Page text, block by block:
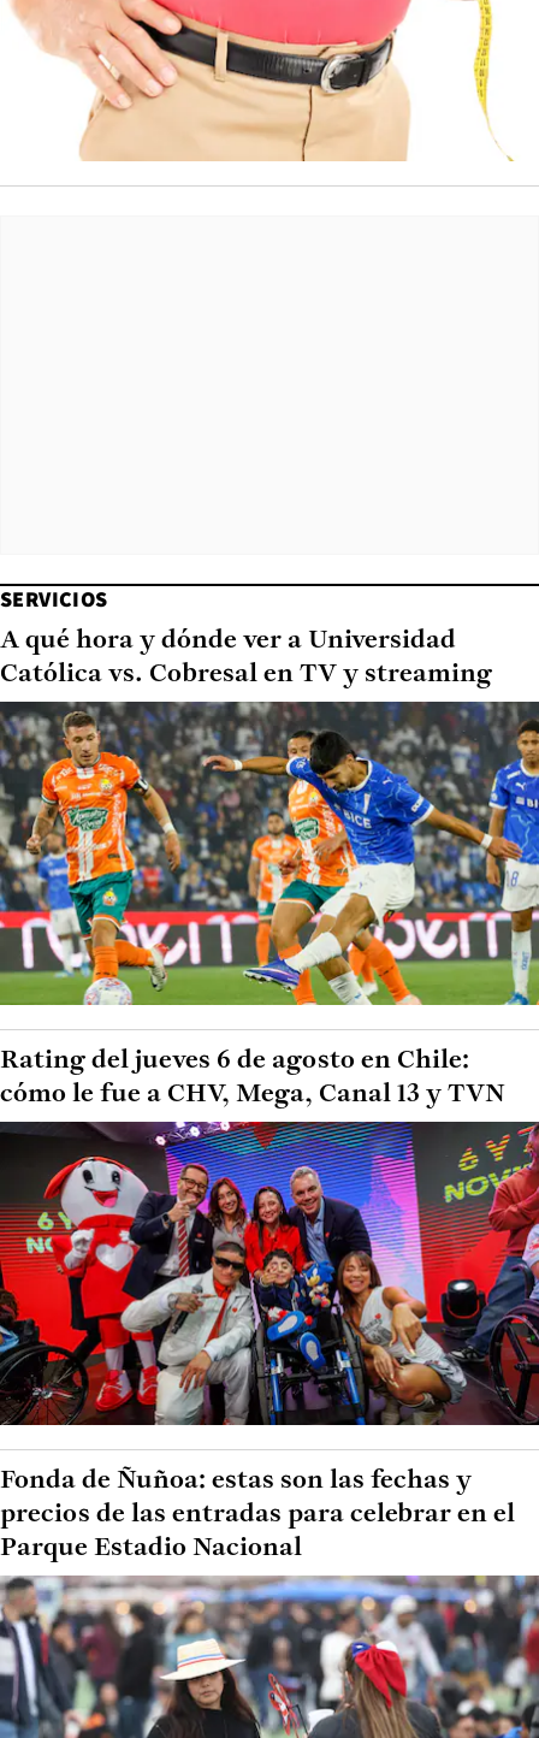
SERVICIOS
A qué hora y dónde ver a Universidad
Católica vs. Cobresal en TV y streaming
Rating del jueves 6 de agosto en Chile:
cómo le fue a CHV, Mega, Canal 13 y TVN
Fonda de Ñuñoa: estas son las fechas y
precios de las entradas para celebrar en el
Parque Estadio Nacional